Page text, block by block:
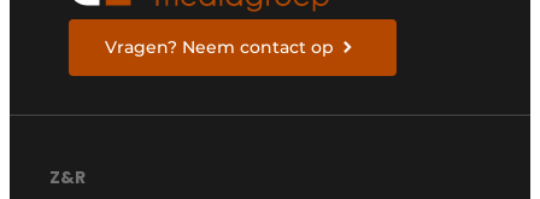
Vragen? Neem contact op
Z&R